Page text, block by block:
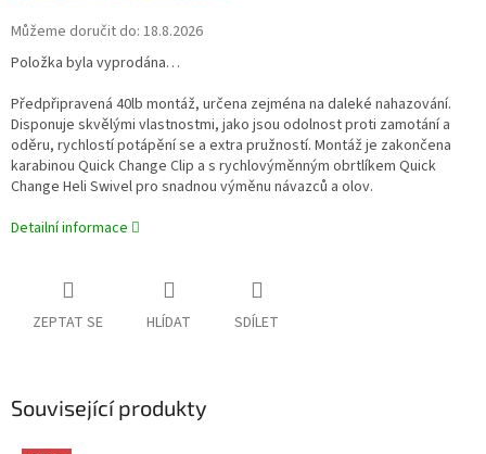
Můžeme doručit do: 18.8.2026
Položka byla vyprodána…
Předpřipravená 40lb montáž, určena zejména na daleké nahazování.
Disponuje skvělými vlastnostmi, jako jsou odolnost proti zamotání a
oděru, rychlostí potápění se a extra pružností. Montáž je zakončena
karabinou Quick Change Clip a s rychlovýměnným obrtlíkem Quick
Change Heli Swivel pro snadnou výměnu návazců a olov.
Detailní informace
ZEPTAT SE HLÍDAT SDÍLET
Související produkty